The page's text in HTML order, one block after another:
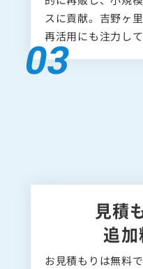
スに貢献。吉野ヶ
再活用にも注力し
見積
追加
お見積もりは無料